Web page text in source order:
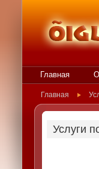
Главная
Главная
Услуги